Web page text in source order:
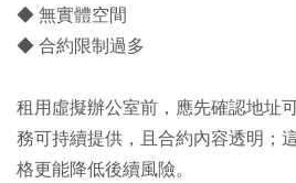
◆ 無實體空間
◆ 合約限制過多
租用虛擬辦公室前，應先確認地址
務可持續提供，且合約內容透明；
格更能降低後續風險。